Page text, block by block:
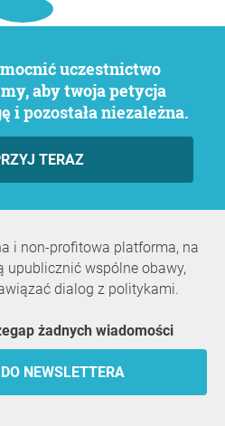
aby twoja petycja
i pozostała niezależna.
TERAZ
i non-profitowa platforma, na
upublicznić wspólne obawy,
dialog z politykami.
żadnych wiadomości
NEWSLETTERA